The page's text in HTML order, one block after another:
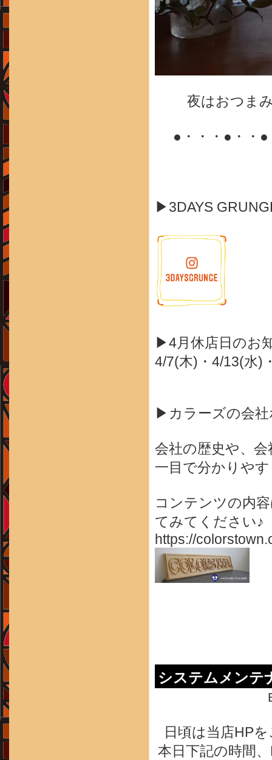
夜はおつま
●・・・●・・
▶3DAYS
▶4月休店日のお
4/7(木)・4/13(水)
▶カラーズの会
会社の歴史や、
一目で分かりや
コンテンツの内
てみてください♪
https://
システムメンテ
日頃は当店HP
本日下記の時間